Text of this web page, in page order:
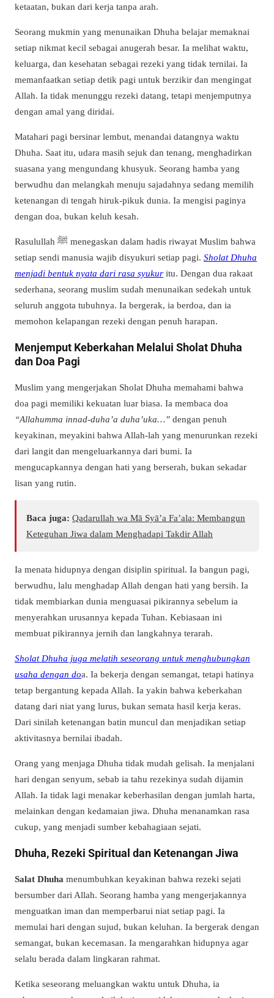
ketaatan, bukan dari kerja tanpa arah.
Seorang mukmin yang menunaikan Dhuha belajar memaknai
setiap nikmat kecil sebagai anugerah besar. Ia melihat waktu,
keluarga, dan kesehatan sebagai rezeki yang tidak ternilai. Ia
memanfaatkan setiap detik pagi untuk berzikir dan mengingat
Allah. Ia tidak menunggu rezeki datang, tetapi menjemputnya
dengan amal yang diridai.
Matahari pagi bersinar lembut, menandai datangnya waktu
Dhuha. Saat itu, udara masih sejuk dan tenang, menghadirkan
suasana yang mengundang khusyuk. Seorang hamba yang
berwudhu dan melangkah menuju sajadahnya sedang memilih
ketenangan di tengah hiruk-pikuk dunia. Ia mengisi paginya
dengan doa, bukan keluh kesah.
Rasulullah ﷺ menegaskan dalam hadis riwayat Muslim bahwa
setiap sendi manusia wajib disyukuri setiap pagi. Sholat Dhuha
menjadi bentuk nyata dari rasa syukur itu. Dengan dua rakaat
sederhana, seorang muslim sudah menunaikan sedekah untuk
seluruh anggota tubuhnya. Ia bergerak, ia berdoa, dan ia
memohon kelapangan rezeki dengan penuh harapan.
Menjemput Keberkahan Melalui Sholat Dhuha
dan Doa Pagi
Muslim yang mengerjakan Sholat Dhuha memahami bahwa
doa pagi memiliki kekuatan luar biasa. Ia membaca doa
“Allahumma innad-duha’a duha’uka…” dengan penuh
keyakinan, meyakini bahwa Allah-lah yang menurunkan rezeki
dari langit dan mengeluarkannya dari bumi. Ia
mengucapkannya dengan hati yang berserah, bukan sekadar
lisan yang rutin.
Baca juga: Qadarullah wa Mā Syā’a Fa’ala: Membangun
Keteguhan Jiwa dalam Menghadapi Takdir Allah
Ia menata hidupnya dengan disiplin spiritual. Ia bangun pagi,
berwudhu, lalu menghadap Allah dengan hati yang bersih. Ia
tidak membiarkan dunia menguasai pikirannya sebelum ia
menyerahkan urusannya kepada Tuhan. Kebiasaan ini
membuat pikirannya jernih dan langkahnya terarah.
Sholat Dhuha juga melatih seseorang untuk menghubungkan
usaha dengan doa. Ia bekerja dengan semangat, tetapi hatinya
tetap bergantung kepada Allah. Ia yakin bahwa keberkahan
datang dari niat yang lurus, bukan semata hasil kerja keras.
Dari sinilah ketenangan batin muncul dan menjadikan setiap
aktivitasnya bernilai ibadah.
Orang yang menjaga Dhuha tidak mudah gelisah. Ia menjalani
hari dengan senyum, sebab ia tahu rezekinya sudah dijamin
Allah. Ia tidak lagi menakar keberhasilan dengan jumlah harta,
melainkan dengan kedamaian jiwa. Dhuha menanamkan rasa
cukup, yang menjadi sumber kebahagiaan sejati.
Dhuha, Rezeki Spiritual dan Ketenangan Jiwa
Salat Dhuha menumbuhkan keyakinan bahwa rezeki sejati
bersumber dari Allah. Seorang hamba yang mengerjakannya
menguatkan iman dan memperbarui niat setiap pagi. Ia
memulai hari dengan sujud, bukan keluhan. Ia bergerak dengan
semangat, bukan kecemasan. Ia mengarahkan hidupnya agar
selalu berada dalam lingkaran rahmat.
Ketika seseorang meluangkan waktu untuk Dhuha, ia